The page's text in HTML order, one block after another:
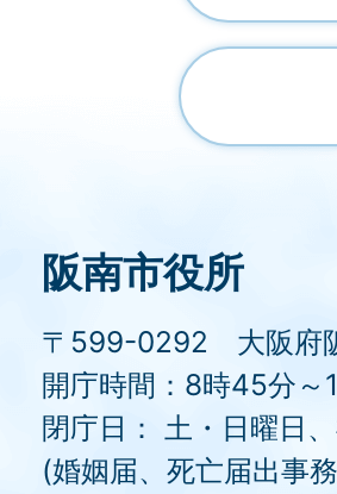
阪南市役所
〒599-0292 大阪府
開庁時間：8時45分～
閉庁日： 土・日曜日
(婚姻届、死亡届出事